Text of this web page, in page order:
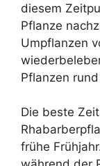
diesem
Pflanze
Umpflanzen
Pflanzen
Die beste
frühe